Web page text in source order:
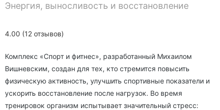
4.00 (12 отзывов)
Энергия, выносливость и восстановление
Комплекс «Спорт и фитнес», разработанный Михаилом
Вишневским, создан для тех, кто стремится повысить
физическую активность, улучшить спортивные показатели и
ускорить восстановление после нагрузок. Во время
тренировок организм испытывает значительный стресс: